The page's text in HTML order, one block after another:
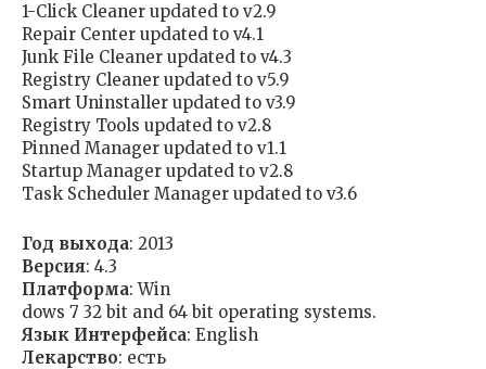
1-Click Cleaner updated to v2.9
Repair Center updated to v4.1
Junk File Cleaner updated to v4.3
Registry Cleaner updated to v5.9
Smart Uninstaller updated to v3.9
Registry Tools updated to v2.8
Pinned Manager updated to v1.1
Startup Manager updated to v2.8
Task Scheduler Manager updated to v3.6
Год выхода: 2013
Версия: 4.3
Платформа: Win
dows 7 32 bit and 64 bit operating systems.
Язык Интерфейса: English
Лекарство: есть